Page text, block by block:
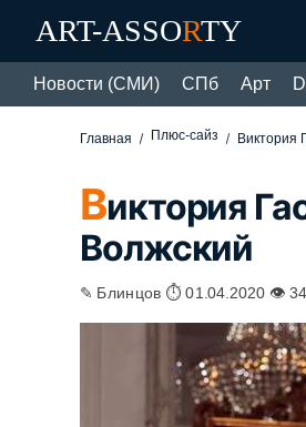
ART-ASSORTY
Новости (СМИ) СПб Арт
Главная Плюс-сайз Виктория
Виктория
Волжский
✎ Блинцов ⏱ 01.04.2020 👁